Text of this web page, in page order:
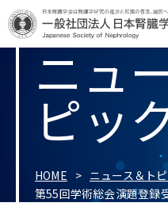
ニュ
ピッ
HOME
ニュース＆ト
第55回学術総会演題登録